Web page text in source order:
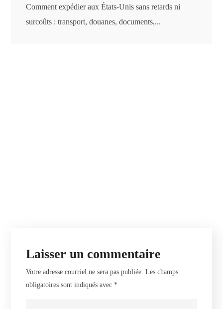
Comment expédier aux États-Unis sans retards ni
surcoûts : transport, douanes, documents,...
Laisser un commentaire
Votre adresse courriel ne sera pas publiée. Les champs
obligatoires sont indiqués avec *